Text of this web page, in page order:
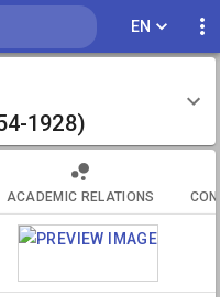
EN
1928)
ACADEMIC RELATIONS